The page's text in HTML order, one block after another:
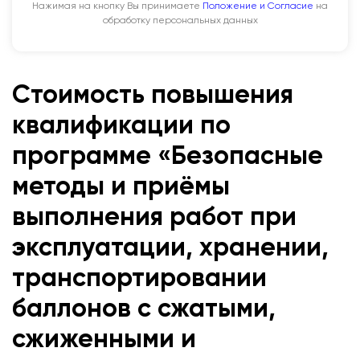
Нажимая на кнопку Вы принимаете Положение и Согласие на
обработку персональных данных
Стоимость повышения
квалификации по
программе «Безопасные
методы и приёмы
выполнения работ при
эксплуатации, хранении,
транспортировании
баллонов с сжатыми,
сжиженными и